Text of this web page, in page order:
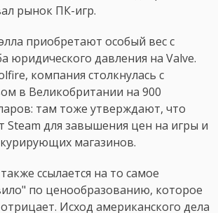
рынок ПК-игр.
приобретают особый вес с
юридического давления на Valve.
компания столкнулась с
в Великобритании на 900
там тоже утверждают, что
Steam для завышения цен на игры и
магазинов.
ссылается на то самое
по ценообразованию, которое
Исход американского дела